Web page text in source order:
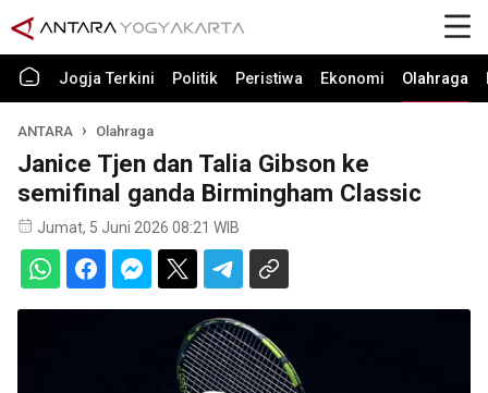
Jogja Terkini Politik Peristiwa Ekonomi Olahraga
ANTARA Olahraga
Janice Tjen dan Talia Gibson ke
semifinal ganda Birmingham Classic
Jumat, 5 Juni 2026 08:21 WIB